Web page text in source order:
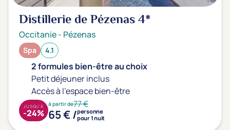
Distillerie de Pézenas4*
Occitanie- Pézenas
Spa 4.1
2 formules bien-être au choix
Petit déjeuner inclus
Accès à l'espace bien-être
à partir de77 €
65 € /personne
pour 1 nuit
JUSQU'À
-24%